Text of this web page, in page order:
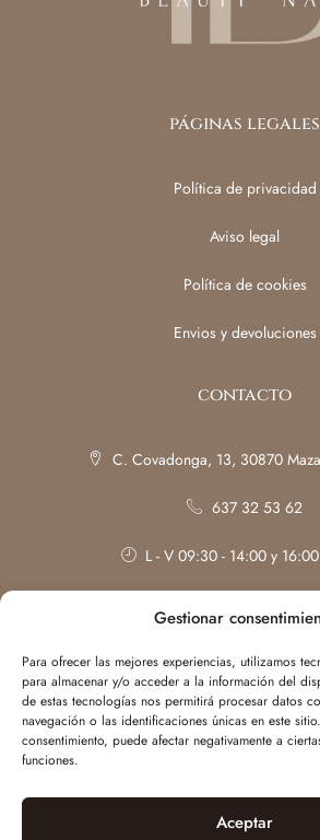
Gestionar
Para ofrecer las mejores experiencias, utilizamos
para almacenar y/o acceder a la información del
de estas tecnologías nos permitirá procesar datos
navegación o las identificaciones únicas en este
consentimiento, puede afectar negativamente a
funciones.
Aceptar
páginas legales
Política de privacidad
Aviso legal
Política de cookies
Envios y devoluciones
contacto
C. Covadonga, 13, 30870
637 32 53 62
L - V 09:30 - 14:00 y